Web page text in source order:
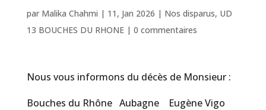
par Malika Chahmi | 11, Jan 2026 | Nos disparus, UD
13 BOUCHES DU RHONE| 0 commentaires
Nous vous informons du décès de Monsieur :
Bouches du Rhône Aubagne Eugène Vigo